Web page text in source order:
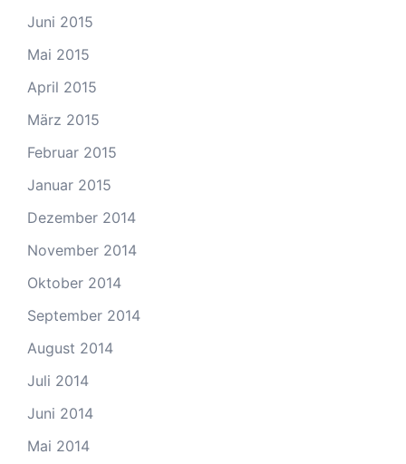
Juni 2015
Mai 2015
April 2015
März 2015
Februar 2015
Januar 2015
Dezember 2014
November 2014
Oktober 2014
September 2014
August 2014
Juli 2014
Juni 2014
Mai 2014